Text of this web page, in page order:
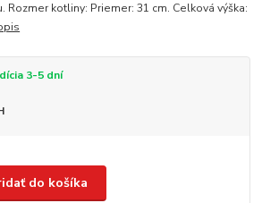
Rozmer kotliny: Priemer: 31 cm. Celková výška:
3-5 dní
do košíka